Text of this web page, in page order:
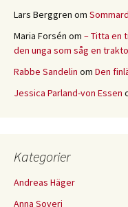
Lars Berggren om
Maria Forsén om – Titta en
den unga som såg en
Rabbe Sandelin om Den
Jessica Parland-von Essen
Kategorier
Andreas Häger
Anna Soveri